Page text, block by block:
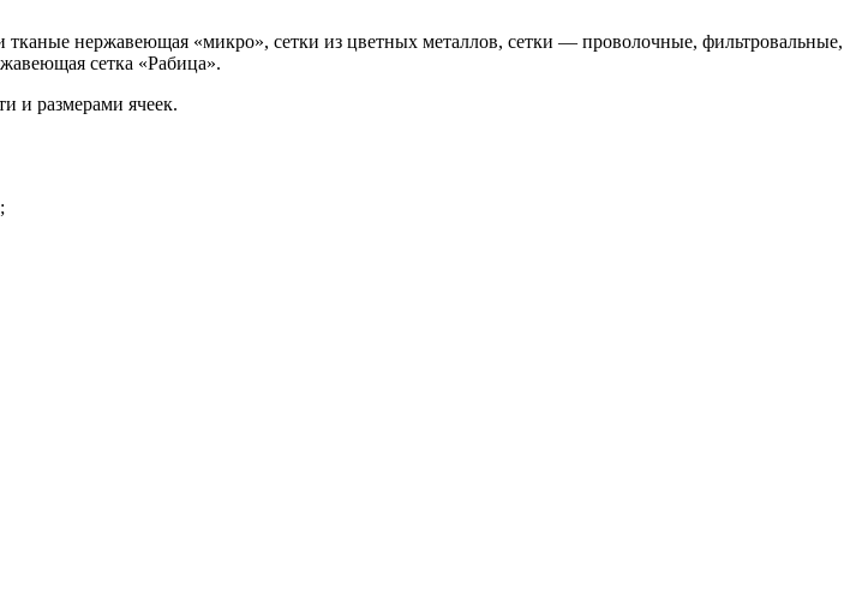
нержавеющая «микро», сетки из цветных металлов, сетки — проволочные, фильтровальные,
сетка «Рабица».
и размерами ячеек.